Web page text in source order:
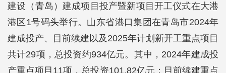
建设（青岛）建成项目投产暨新项目开工仪式在大港
港区1号码头举行。山东省港口集团在青岛市2024年
建成投产、目前续建以及2025年计划新开工重点项目
共计29项，总投资约934亿元。其中，2024年建成投
产重点项目11项，总投资101.82亿元；目前续建重点